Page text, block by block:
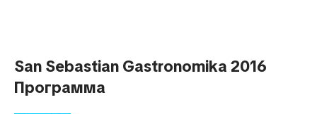
San Sebastian Gastronomika 2016
Программа